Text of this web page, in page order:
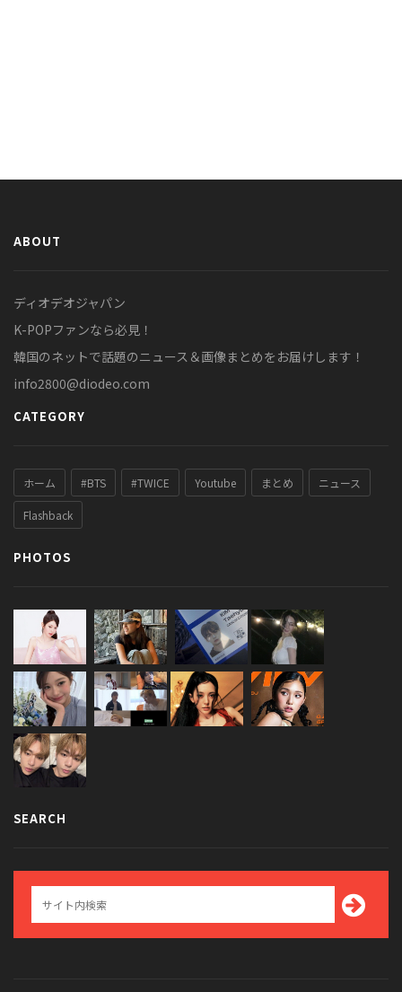
ABOUT
ディオデオジャパン
K-POPファンなら必見！
韓国のネットで話題のニュース＆画像まとめをお届けします！
info2800@diodeo.com
CATEGORY
ホーム #BTS #TWICE Youtube まとめ ニュース
Flashback
PHOTOS
SEARCH